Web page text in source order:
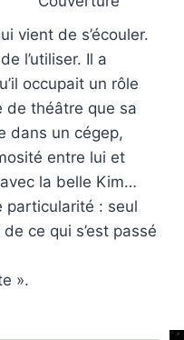
vient de s’écouler.
l’utiliser. Il a
occupait un rôle
de théâtre que sa
dans un cégep,
entre lui et
la belle Kim…
particularité : seul
ce qui s’est passé
».